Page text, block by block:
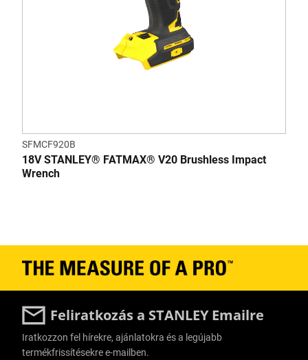
SFMCF920B
18V STANLEY® FATMAX® V20 Brushless Impact
Wrench
Feliratkozás a STANLEY Emailre
Iratkozzon fel hírekre, ajánlatokra és a legújabb
termékfrissítésekre e-mailben.